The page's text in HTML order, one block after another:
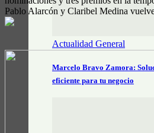
Actualidad General
Marcelo Bravo Zamora:
eficiente para tu negocio
Pablo Alarcón y Claribel Medina